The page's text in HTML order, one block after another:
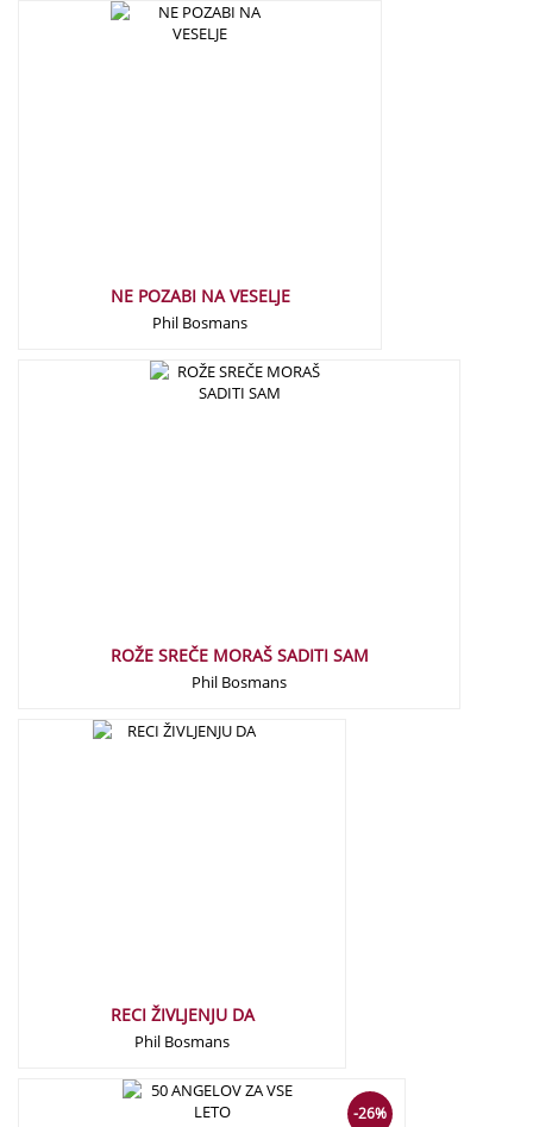
NE POZABI NA VESELJE
Phil Bosmans
17,50 €
ROŽE SREČE MORAŠ SADITI SAM
Phil Bosmans
12,90 €
RECI ŽIVLJENJU DA
Phil Bosmans
-26%
13,00